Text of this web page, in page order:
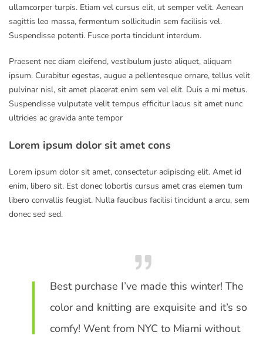
ullamcorper turpis. Etiam vel cursus elit, ut semper velit. Aenean
sagittis leo massa, fermentum sollicitudin sem facilisis vel.
Suspendisse potenti. Fusce porta tincidunt interdum.
Praesent nec diam eleifend, vestibulum justo aliquet, aliquam
ipsum. Curabitur egestas, augue a pellentesque ornare, tellus velit
pulvinar nisl, sit amet placerat enim sem vel elit. Duis a mi metus.
Suspendisse vulputate velit tempus efficitur lacus sit amet nunc
ultricies ac gravida ante tempor
Lorem ipsum dolor sit amet cons
Lorem ipsum dolor sit amet, consectetur adipiscing elit. Amet id
enim, libero sit. Est donec lobortis cursus amet cras elemen tum
libero convallis feugiat. Nulla faucibus facilisi tincidunt a arcu, sem
donec sed sed.
Best purchase I’ve made this winter! The
color and knitting are exquisite and it’s so
comfy! Went from NYC to Miami without